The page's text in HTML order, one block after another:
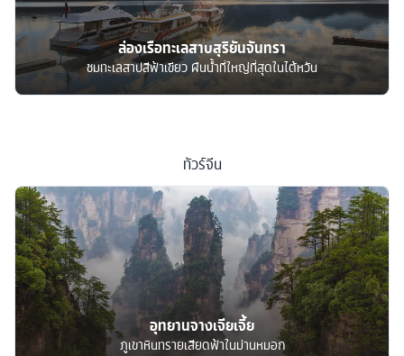
ล่องเรือทะเลสาบสุริยันจันทรา
ชมทะเลสาปสีฟ้าเขียว ผืนน้ำที่ใหญ่ที่สุดในไต้หวัน
ทัวร์จีน
อุทยานจางเจียเจี้ย
ภูเขาหินทรายเสียดฟ้าในม่านหมอก